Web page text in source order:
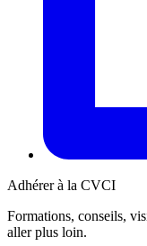
Adhérer à la CVCI
Formations, conseils,
aller plus loin.